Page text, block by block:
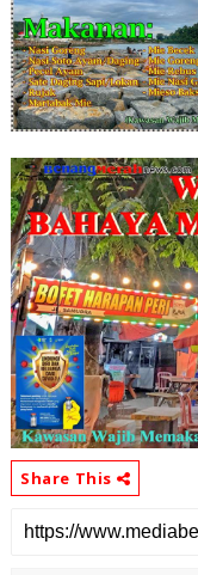
Share This